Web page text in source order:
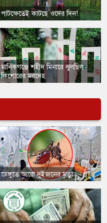
পাটক্ষেতেই কাটছে ওদের দিন!
​মানিকগঞ্জে শহীদ মিনারে ঝুলছিল
কিশোরের মরদেহ
​ডেঙ্গুতে আরো দুইজনের মৃত্যু